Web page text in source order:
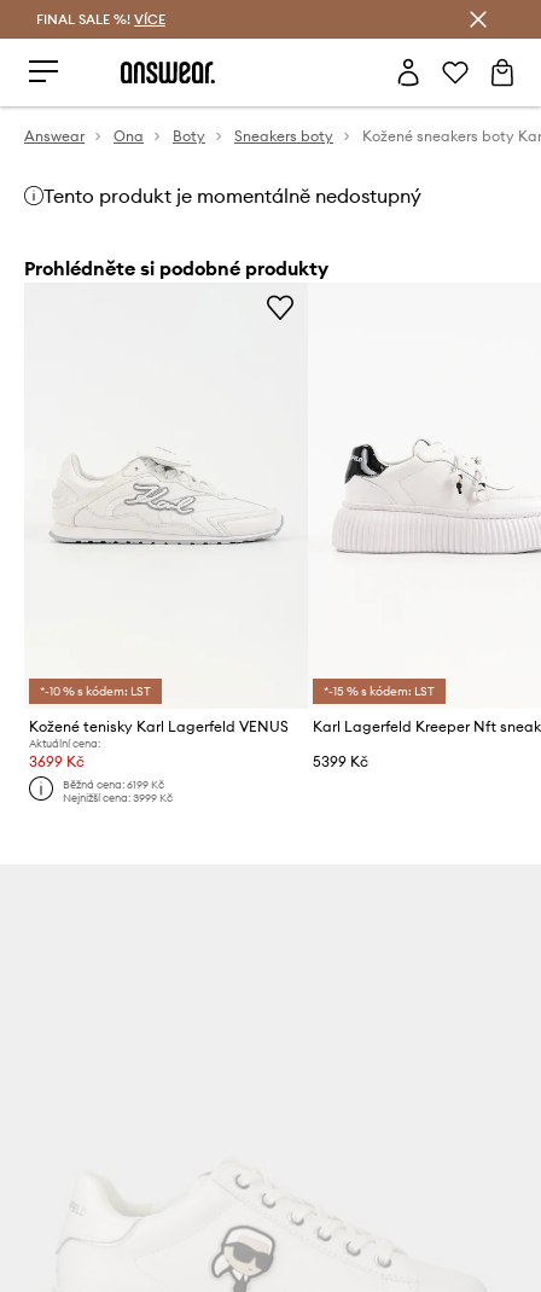
FINAL SALE %! VÍCE
Answear Ona Boty Sneakers boty
Tento produkt je momentálně nedostupný
Prohlédněte si podobné produkty
*-10 % s kódem: LST
Kožené tenisky Karl Lagerfeld VENUS
Aktuální cena:
3699 Kč
Běžná cena:6199 Kč
Nejnižší cena:3999 Kč
*-15 % s kódem: LST
5399 Kč